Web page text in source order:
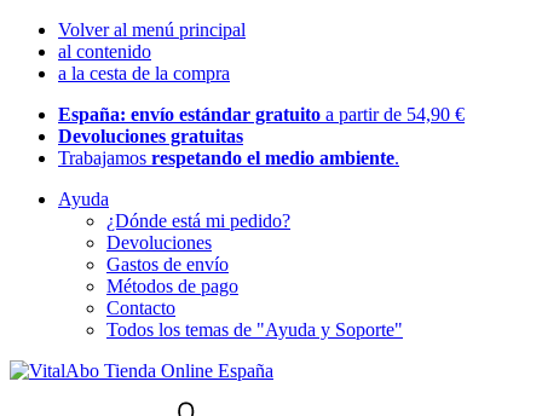
Volver al menú principal
al contenido
a la cesta de la compra
España: envío estándar gratuito a partir de 54,90 €
Devoluciones gratuitas
Trabajamos respetando el medio ambiente.
Ayuda
¿Dónde está mi pedido?
Devoluciones
Gastos de envío
Métodos de pago
Contacto
Todos los temas de "Ayuda y Soporte"